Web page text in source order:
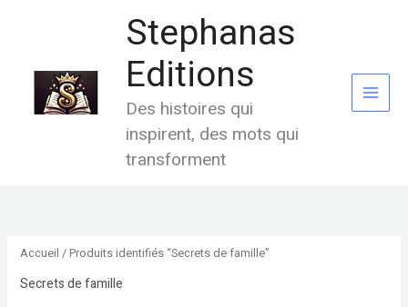
Stephanas
Editions
Des histoires qui
inspirent, des mots qui
transforment
Accueil / Produits identifiés “Secrets de famille”
Secrets de famille